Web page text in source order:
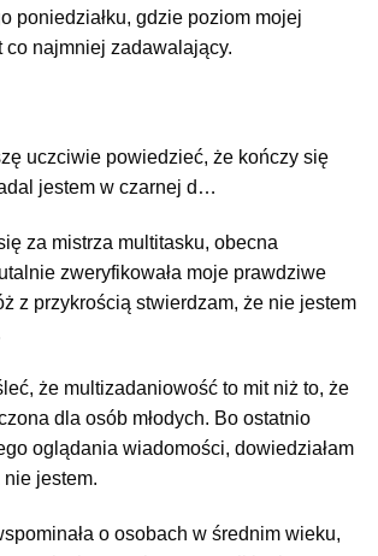
poniedziałku, gdzie poziom mojej
co najmniej zadawalający.
uczciwie powiedzieć, że kończy się
jestem w czarnej d…
za mistrza multitasku, obecna
zweryfikowała moje prawdziwe
z przykrością stwierdzam, że nie jestem
że multizadaniowość to mit niż to, że
dla osób młodych. Bo ostatnio
oglądania wiadomości, dowiedziałam
nie jestem.
o osobach w średnim wieku,